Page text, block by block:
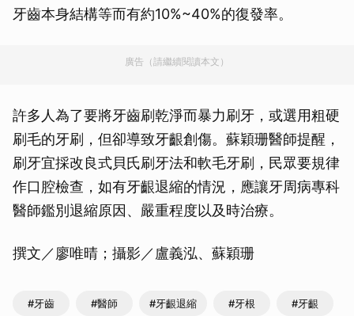
牙齒本身結構等而有約10%~40%的復發率。
廣告（請繼續閱讀本文）
許多人為了要將牙齒刷乾淨而暴力刷牙，或選用粗硬
刷毛的牙刷，但卻導致牙齦創傷。蘇穎珊醫師提醒，
刷牙宜採改良式貝氏刷牙法和軟毛牙刷，民眾要規律
作口腔檢查，如有牙齦退縮的情況，應讓牙周病專科
醫師鑑別退縮原因、嚴重程度以及時治療。
撰文／廖唯晴；攝影／盧義泓、蘇穎珊
#牙齒 #醫師 #牙齦退縮 #牙根 #牙齦